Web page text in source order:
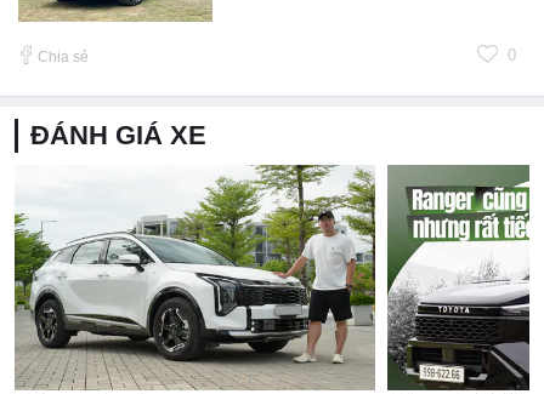
Chia sẻ 0
ĐÁNH GIÁ XE